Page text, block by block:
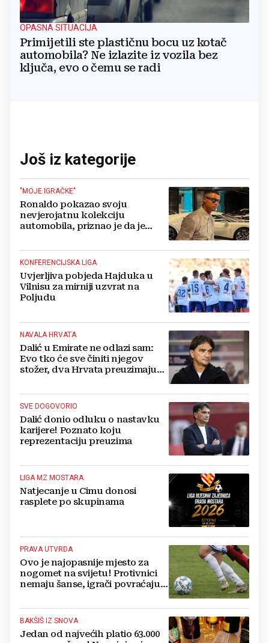
OPASNA SITUACIJA
Primijetili ste plastičnu bocu uz kotač
automobila? Ne izlazite iz vozila bez
ključa, evo o čemu se radi
Još iz kategorije
"MOJE IGRAČKE"
Ronaldo pokazao svoju
nevjerojatnu kolekciju
automobila, priznao je da je
KONFERENCIJSKA LIGA
Uvjerljiva pobjeda Hajduka u
Vilnisu za mirniji uzvrat na
Poljudu
NAVALA HRVATA
Dalić u Emirate ne odlazi sam:
Evo tko će sve činiti njegov
stožer, dva Hrvata preuzimaju
SVE DOGOVORIO
Dalić donio odluku o nastavku
karijere! Poznato koju
reprezentaciju preuzima
LIGA MZ MOSTARA
Natjecanje u Cimu donosi
rasplete po skupinama
PRAVA UTVRDA
Ovo je najopasnije mjesto za
nogomet na svijetu! Protivnici
nemaju šanse, igrači povraćaju,
BAKŠIŠ IZ SNOVA
Jedan od najvećih platio 63.000